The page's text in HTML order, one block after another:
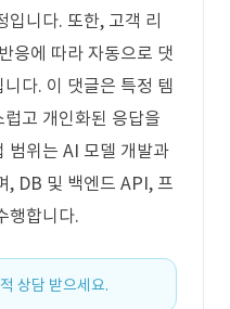
니다. 또한, 고객 리
응에 따라 자동으로 댓
다. 이 댓글은 특정 템
고 개인화된 응답을
범위는 AI 모델 개발과
, DB 및 백엔드 API, 프
행합니다.
상담 받으세요.